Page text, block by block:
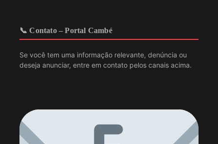
📞 Contato – Portal Cambé
Se você tem uma informação relevante, denúncia ou
deseja anunciar, entre em contato pelos canais acima.